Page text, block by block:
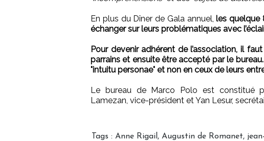
En plus du Dîner de Gala annuel, les quelque
échanger sur leurs problématiques avec
Pour devenir adhérent de l’association, il
parrains et ensuite être accepté par le
"intuitu personae" et non en ceux de leurs
Le bureau de Marco Polo est constitué
Lamezan, vice-président et Yan Lesur,
Tags : Anne Rigail , Augustin de Romanet,